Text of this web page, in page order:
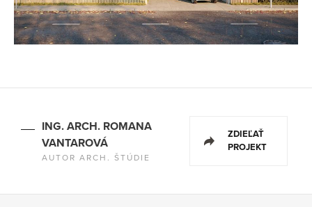
ING. ARCH. ROMANA
VANTAROVÁ
AUTOR ARCH. ŠTÚDIE
ZDIEĽAŤ
PROJEKT